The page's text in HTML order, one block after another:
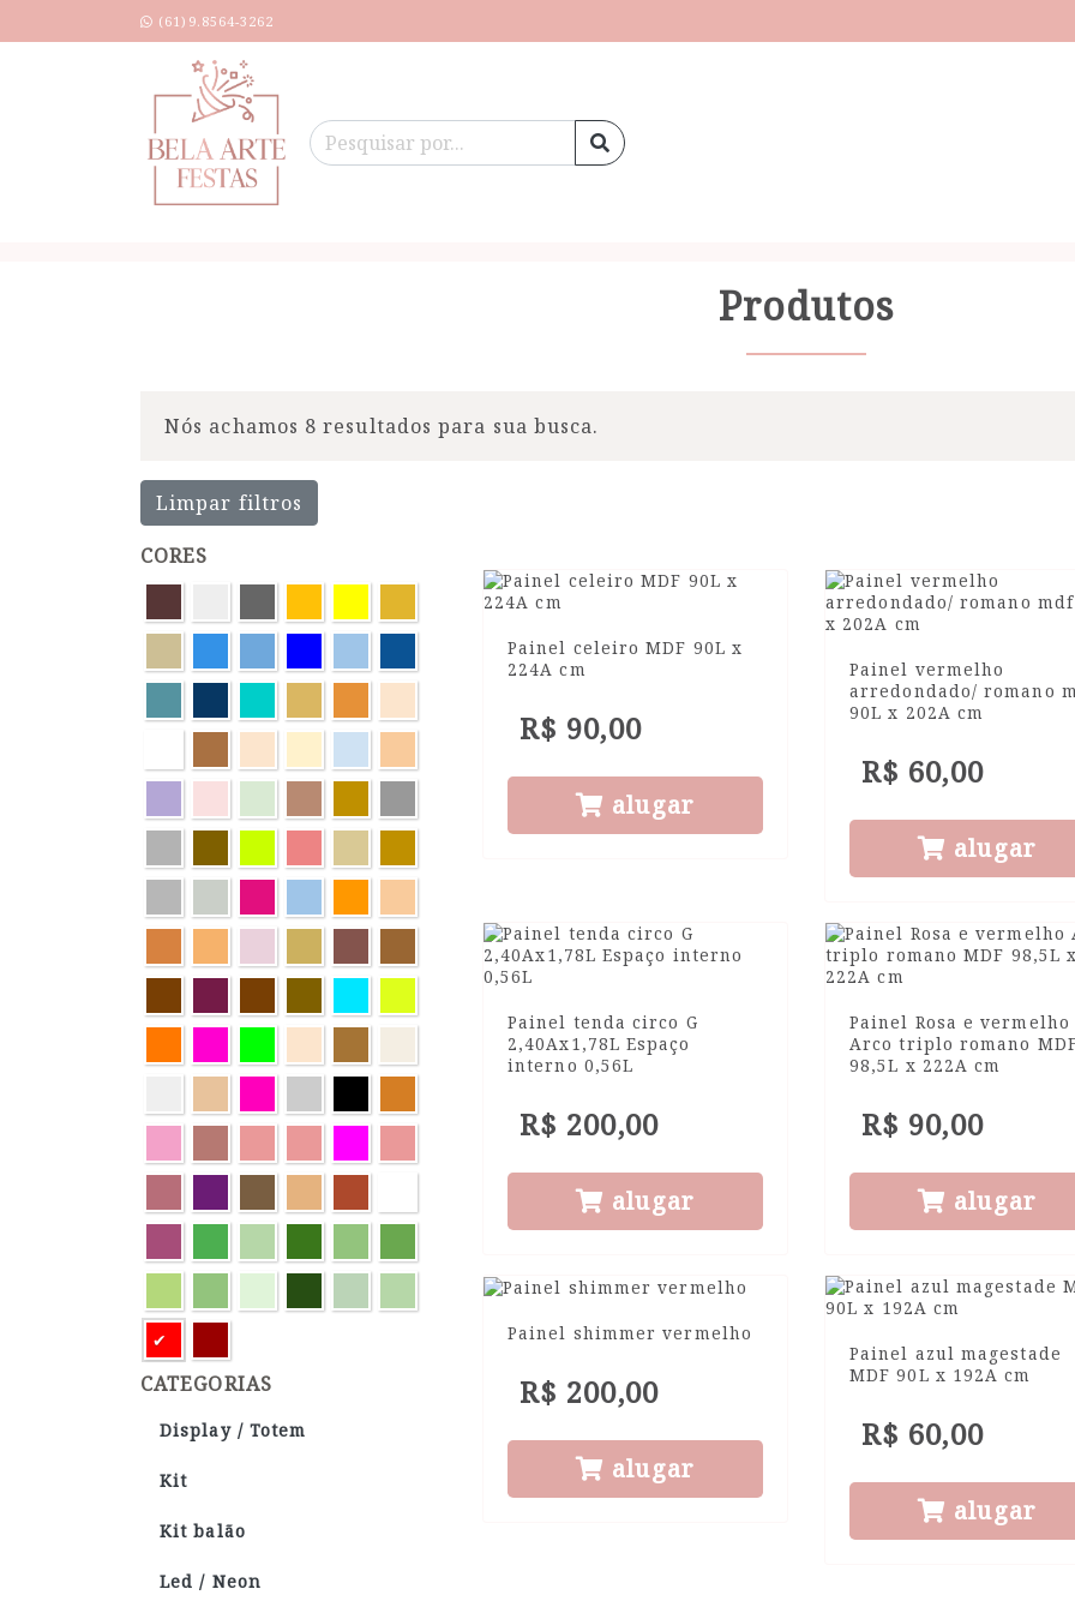
(61)9.8564-3262
Produtos
Nós achamos 8 resultados para sua busca.
Limpar filtros
CORES
CATEGORIAS
Display / Totem
Kit
Kit balão
Led / Neon
Painel celeiro MDF 90L x
224A cm
R$ 90,00
alugar
Painel vermelho
arredondado/ romano
90L x 202A cm
R$ 60,00
alugar
Painel tenda circo G
2,40Ax1,78L Espaço
interno 0,56L
R$ 200,00
alugar
Painel Rosa e vermelho
Arco triplo romano
98,5L x 222A cm
R$ 90,00
alugar
Painel shimmer vermelho
R$ 200,00
alugar
Painel azul magestade
MDF 90L x 192A cm
R$ 60,00
alugar